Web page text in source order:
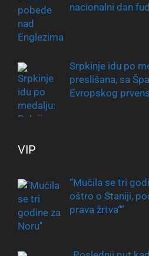
nacionalni dan
Srpkinje idu po
preslišana, sa
Evropskog
VIP
“Mučila se tri
oštro o Staniji,
prava žrtva““